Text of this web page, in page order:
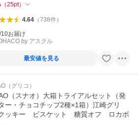
（25pt）
4.64（738件）
お届け
by アスクル
最安値を見る
（グリコ）
（スナオ）大箱トライアルセット（発
ー・チョコチップ2種×1箱）江崎グリ
ッキー ビスケット 糖質オフ ロカボ